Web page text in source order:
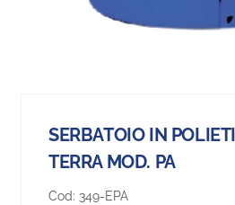
SERBATOIO IN
TERRA MOD. PA
Cod: 349-EPA